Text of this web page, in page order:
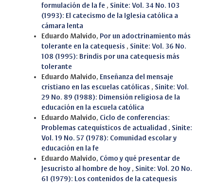
formulación de la fe , Sinite: Vol. 34 No. 103
(1993): El catecismo de la Iglesia católica a
cámara lenta
Eduardo Malvido, Por un adoctrinamiento más
tolerante en la catequesis , Sinite: Vol. 36 No.
108 (1995): Brindis por una catequesis más
tolerante
Eduardo Malvido, Enseñanza del mensaje
cristiano en las escuelas católicas , Sinite: Vol.
29 No. 89 (1988): Dimensión religiosa de la
educación en la escuela católica
Eduardo Malvido, Ciclo de conferencias:
Problemas catequísticos de actualidad , Sinite:
Vol. 19 No. 57 (1978): Comunidad escolar y
educación en la fe
Eduardo Malvido, Cómo y qué presentar de
Jesucristo al hombre de hoy , Sinite: Vol. 20 No.
61 (1979): Los contenidos de la catequesis